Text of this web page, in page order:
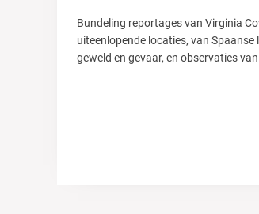
Bundeling reportages van Virginia
uiteenlopende locaties, van
geweld en gevaar, en observaties